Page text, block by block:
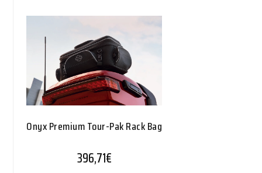
Onyx Premium Tour-Pak Rack Bag
396,71€